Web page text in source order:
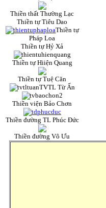
Thiền thất Thường Lạc
Thiền tự Tiêu Dao
Thiền tự
Pháp Loa
Thiền tự Hỷ Xả
Thiền tự Hiiện Quang
Thiền tự Tuệ Căn
TVTL Từ Ấn
Thiền viện Bảo Chơn
Thiền đường TL Phúc Đức
Thiền đường Vô Ưu